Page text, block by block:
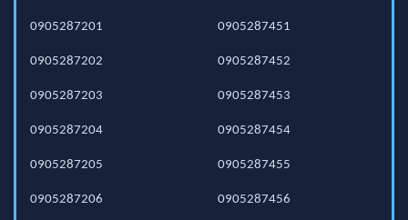
0905287201
0905287202
0905287203
0905287204
0905287205
0905287206
0905287451
0905287452
0905287453
0905287454
0905287455
0905287456